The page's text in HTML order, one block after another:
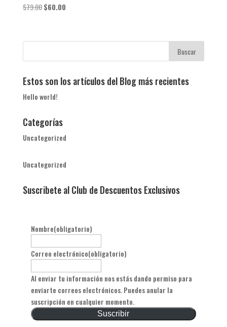
$79.00 El
era:
$60.00El
es:
Estos son los artículos del Blog más recientes
Hello world!
Categorías
Uncategorized
Uncategorized
Suscribete al Club de Descuentos Exclusivos
Nombre(obligatorio)
Correo electrónico(obligatorio)
Al enviar tu información nos estás dando permiso para
enviarte correos electrónicos. Puedes anular la
suscripción en cualquier momento.
Suscribir